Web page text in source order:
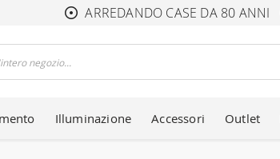
ARREDANDO CASE DA 80 ANNI
Illuminazione Accessori Outlet